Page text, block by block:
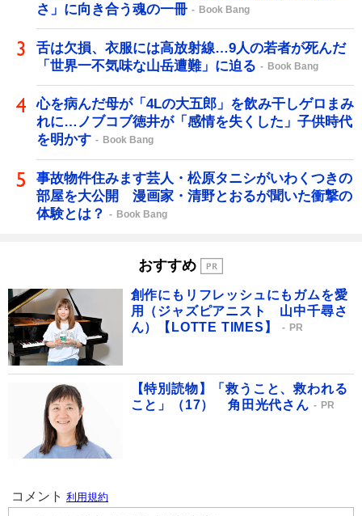
さ」に向き合う魂の一冊
Book Bang
舌は欠損、衣服には高放射線…9人の若者が死んだ
「世界一不気味な山岳遭難」に迫る
Book Bang
心を病んだ母が「4Lの大五郎」を飲み干しゲロまみ
れに…ノブコブ徳井が「感情を失くした」子供時代
を明かす
Book Bang
事故物件住みます芸人・松原タニシがいわくつきの
部屋を大公開 漫画家・清野とおるが聞いた衝撃の
体験とは？
Book Bang
おすすめ
創作にもリフレッシュにもガムを愛
用（ジャズピアニスト 山中千尋さ
ん）【LOTTE TIMES】
PR
【特別読物】「救うこと、救われる
こと」（17） 角田光代さん
PR